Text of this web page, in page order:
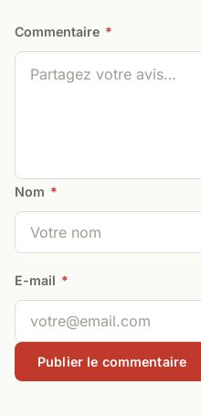
Commentaire *
Nom *
E-mail *